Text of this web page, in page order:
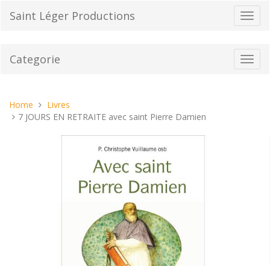
Saint Léger Productions
Categorie
Tu
sei
Home
Livres
7 JOURS EN RETRAITE avec saint Pierre Damien